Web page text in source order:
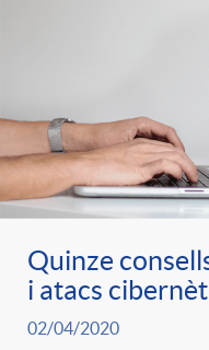
r
i
a
s
Quinze
i atacs
02/04/2020